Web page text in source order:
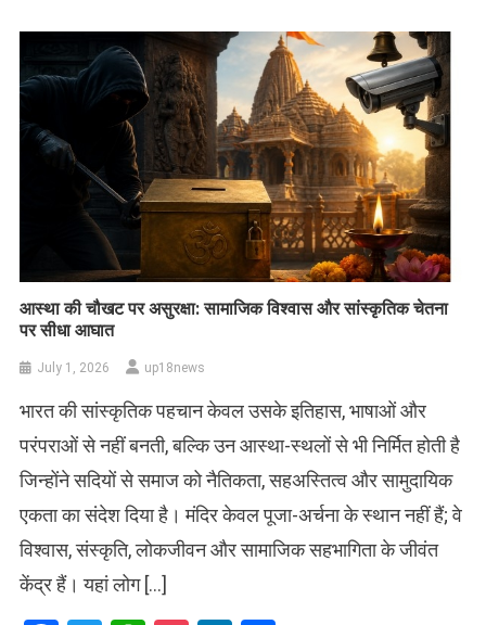
आस्था की चौखट पर असुरक्षा: सामाजिक विश्वास और सांस्कृतिक चेतना
पर सीधा आघात
July 1, 2026 up18news
भारत की सांस्कृतिक पहचान केवल उसके इतिहास, भाषाओं और
परंपराओं से नहीं बनती, बल्कि उन आस्था-स्थलों से भी निर्मित होती है
जिन्होंने सदियों से समाज को नैतिकता, सहअस्तित्व और सामुदायिक
एकता का संदेश दिया है। मंदिर केवल पूजा-अर्चना के स्थान नहीं हैं; वे
विश्वास, संस्कृति, लोकजीवन और सामाजिक सहभागिता के जीवंत
केंद्र हैं। यहां लोग […]